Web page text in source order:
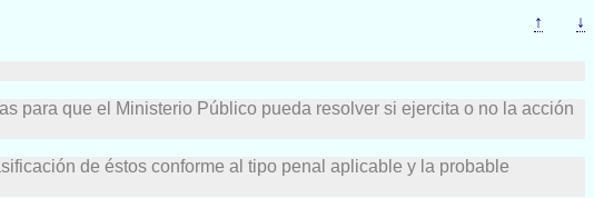
↑ ↓
para que el Ministerio Público pueda resolver si ejercita o no la acción
de éstos conforme al tipo penal aplicable y la probable